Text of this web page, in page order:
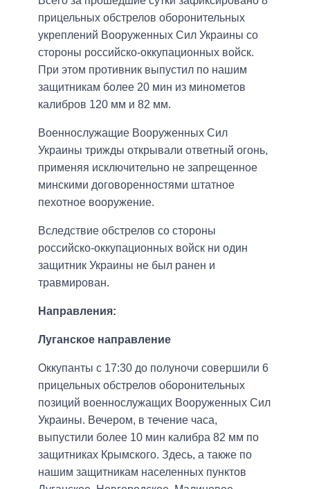
прицельных обстрелов оборонительных
укреплений Вооруженных Сил Украины со
стороны российско-оккупационных войск.
При этом противник выпустил по нашим
защитникам более 20 мин из минометов
калибров 120 мм и 82 мм.
Военнослужащие Вооруженных Сил
Украины трижды открывали ответный огонь,
применяя исключительно не запрещенное
минскими договоренностями штатное
пехотное вооружение.
Вследствие обстрелов со стороны
российско-оккупационных войск ни один
защитник Украины не был ранен и
травмирован.
Направления:
Луганское направление
Оккупанты с 17:30 до полуночи совершили 6
прицельных обстрелов оборонительных
позиций военнослужащих Вооруженных Сил
Украины. Вечером, в течение часа,
выпустили более 10 мин калибра 82 мм по
защитниках Крымского. Здесь, а также по
нашим защитникам населенных пунктов